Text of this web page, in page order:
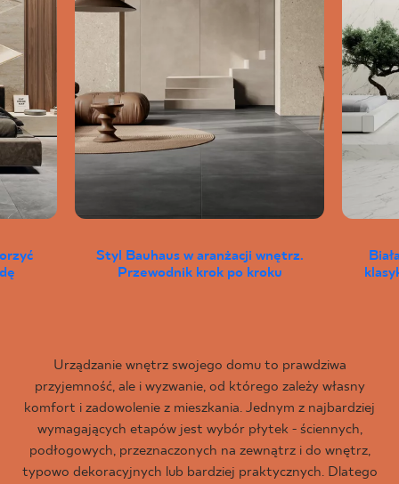
Styl Bauhaus w aranżacji wnętrz.
Przewodnik krok po kroku
Urządzanie wnętrz swojego domu to prawdziwa
przyjemność, ale i wyzwanie, od którego zależy własny
komfort i zadowolenie z mieszkania. Jednym z najbardziej
wymagających etapów jest wybór płytek - ściennych,
podłogowych, przeznaczonych na zewnątrz i do wnętrz,
typowo dekoracyjnych lub bardziej praktycznych. Dlatego